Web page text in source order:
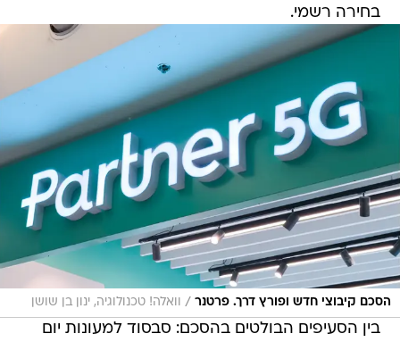
בחירה רשמי.
הסכם קיבוצי חדש ופורץ דרך. פרטנר / וואלה! טכנולוגיה, ינון בן שושן
בין הסעיפים הבולטים בהסכם: סבסוד למעונות יום